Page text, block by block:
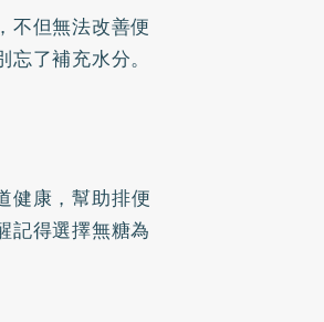
不但無法改善便
了補充水分。
健康，幫助排便
記得選擇無糖為